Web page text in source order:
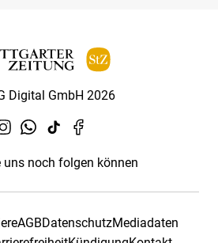
Digital GmbH 2026
uns noch folgen können
AGBDatenschutzMediadaten